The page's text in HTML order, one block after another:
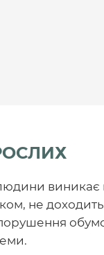
людини
не